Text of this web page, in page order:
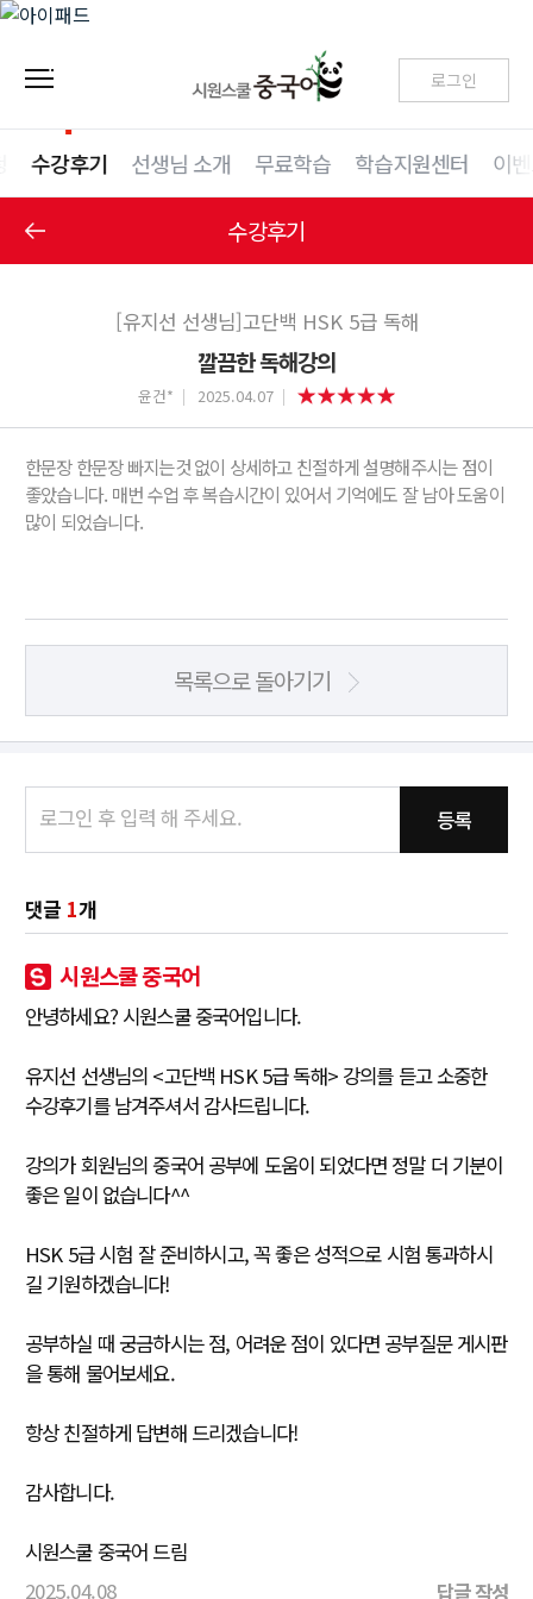
로그인
수강후기 선생님 소개 무료학습 학습지원센터 이
수강후기
[유지선 선생님]고단백 HSK 5급 독해
깔끔한 독해강의
윤건* 2025.04.07
한문장 한문장 빠지는것 없이 상세하고 친절하게 설명해주시는 점이
좋았습니다. 매번 수업 후 복습시간이 있어서 기억에도 잘 남아 도움이
많이 되었습니다.
목록으로 돌아기기
등록
댓글 1개
시원스쿨 중국어
안녕하세요? 시원스쿨 중국어입니다.
유지선 선생님의 <고단백 HSK 5급 독해> 강의를 듣고 소중한
수강후기를 남겨주셔서 감사드립니다.
강의가 회원님의 중국어 공부에 도움이 되었다면 정말 더 기분이
좋은 일이 없습니다^^
HSK 5급 시험 잘 준비하시고, 꼭 좋은 성적으로 시험 통과하시
길 기원하겠습니다!
공부하실 때 궁금하시는 점, 어려운 점이 있다면 공부질문 게시판
을 통해 물어보세요.
항상 친절하게 답변해 드리겠습니다!
감사합니다.
시원스쿨 중국어 드림
2025.04.08
답글 작성